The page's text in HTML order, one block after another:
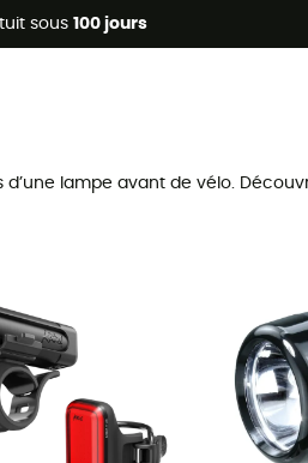
sous 100 jours
dès 2 produits* code Summer5
lampe avant de vélo.